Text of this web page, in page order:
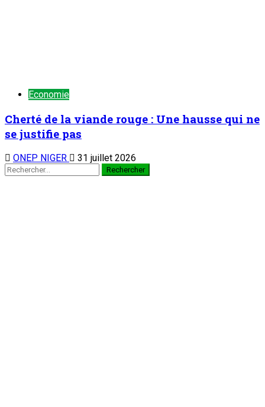
Economie
Cherté de la viande rouge : Une hausse qui ne
se justifie pas
ONEP NIGER
31 juillet 2026
Rechercher :